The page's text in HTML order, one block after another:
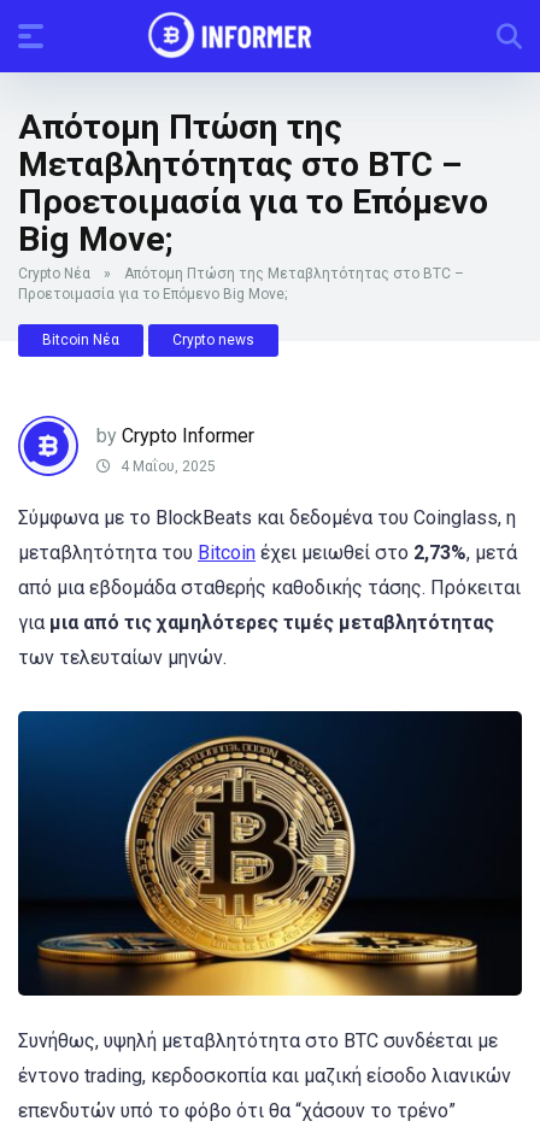
Απότομη Πτώση της
Μεταβλητότητας στο BTC –
Προετοιμασία για το Επόμενο
Big Move;
Crypto Νέα »
Απότομη Πτώση της Μεταβλητότητας στο BTC –
Προετοιμασία για το Επόμενο Big Move;
Bitcoin Νέα Crypto news
by Crypto Informer
4 Μαΐου, 2025
Σύμφωνα με το BlockBeats και δεδομένα του Coinglass, η
μεταβλητότητα του Bitcoin έχει μειωθεί στο 2,73%, μετά
από μια εβδομάδα σταθερής καθοδικής τάσης. Πρόκειται
για μια από τις χαμηλότερες τιμές μεταβλητότητας
των τελευταίων μηνών.
Συνήθως, υψηλή μεταβλητότητα στο BTC συνδέεται με
έντονο trading, κερδοσκοπία και μαζική είσοδο λιανικών
επενδυτών υπό το φόβο ότι θα “χάσουν το τρένο”